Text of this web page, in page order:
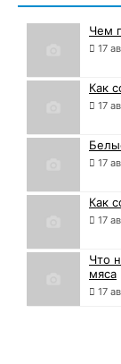
Чем
17
Как
17
17
Как
17
Что
мяса
17